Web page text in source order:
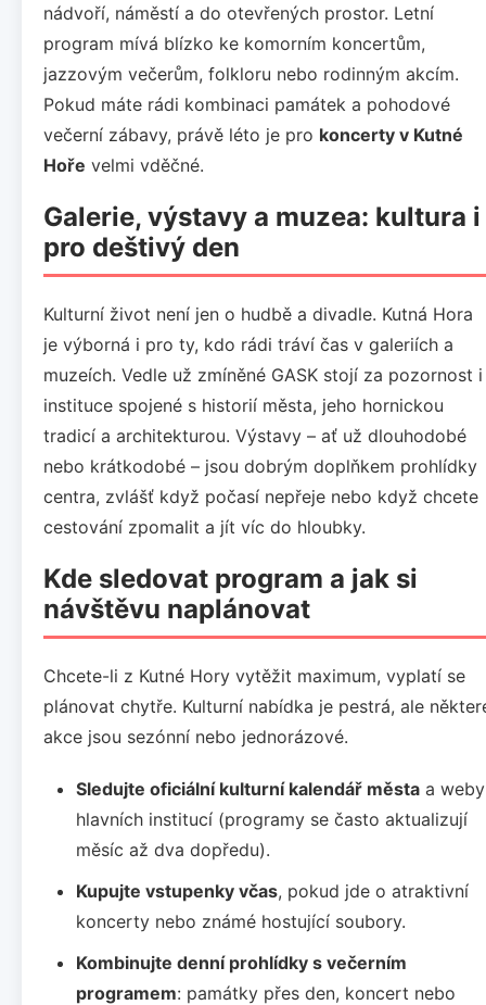
nádvoří, náměstí a do otevřených prostor. Letní
program mívá blízko ke komorním koncertům,
jazzovým večerům, folkloru nebo rodinným akcím.
Pokud máte rádi kombinaci památek a pohodové
večerní zábavy, právě léto je pro koncerty v Kutné
Hoře velmi vděčné.
Galerie, výstavy a muzea: kultura i
pro deštivý den
Kulturní život není jen o hudbě a divadle. Kutná Hora
je výborná i pro ty, kdo rádi tráví čas v galeriích a
muzeích. Vedle už zmíněné GASK stojí za pozornost i
instituce spojené s historií města, jeho hornickou
tradicí a architekturou. Výstavy – ať už dlouhodobé
nebo krátkodobé – jsou dobrým doplňkem prohlídky
centra, zvlášť když počasí nepřeje nebo když chcete
cestování zpomalit a jít víc do hloubky.
Kde sledovat program a jak si
návštěvu naplánovat
Chcete-li z Kutné Hory vytěžit maximum, vyplatí se
plánovat chytře. Kulturní nabídka je pestrá, ale
akce jsou sezónní nebo jednorázové.
Sledujte oficiální kulturní kalendář města a weby
hlavních institucí (programy se často aktualizují
měsíc až dva dopředu).
Kupujte vstupenky včas, pokud jde o atraktivní
koncerty nebo známé hostující soubory.
Kombinujte denní prohlídky s večerním
programem: památky přes den, koncert nebo